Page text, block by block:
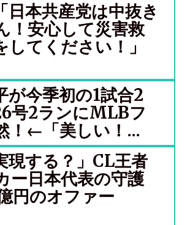
日本共産党は中抜き
！安心して災害救
してください！」
が今季初の1試合2
号2ランにMLBフ
！←「美しい！...
現する？」CL王者
ー日本代表の守護
円のオファー